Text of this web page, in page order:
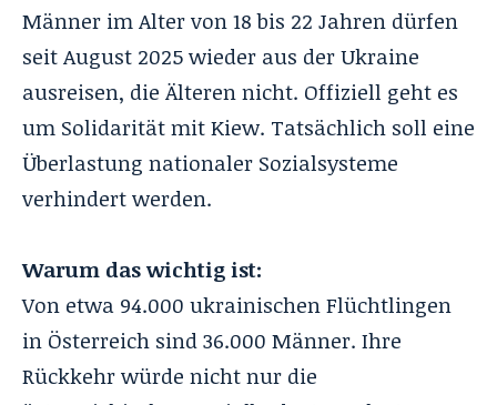
Männer im Alter von 18 bis 22 Jahren dürfen
seit August 2025 wieder aus der Ukraine
ausreisen, die Älteren nicht. Offiziell geht es
um Solidarität mit Kiew. Tatsächlich soll eine
Überlastung nationaler Sozialsysteme
verhindert werden.
Warum das wichtig ist:
Von etwa 94.000 ukrainischen Flüchtlingen
in Österreich sind 36.000 Männer. Ihre
Rückkehr würde nicht nur die